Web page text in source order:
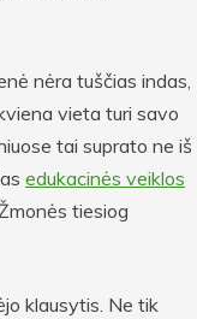
nėra tuščias indas,
vieta turi savo
tai suprato ne iš
edukacinės veiklos
tiesiog
klausytis. Ne tik